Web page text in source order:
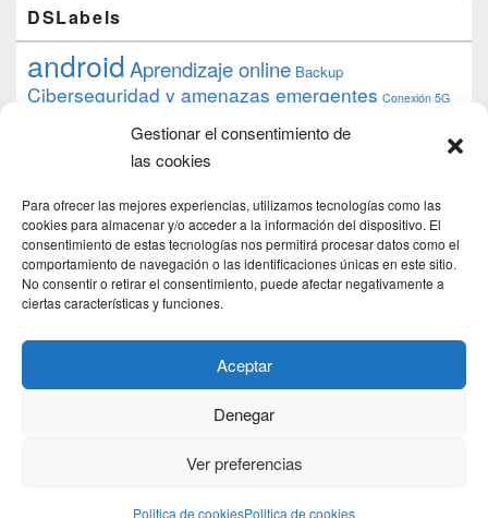
Gestionar el consentimiento de
las cookies
Para ofrecer las mejores experiencias, utilizamos tecnologías como las
cookies para almacenar y/o acceder a la información del dispositivo. El
consentimiento de estas tecnologías nos permitirá procesar datos como el
comportamiento de navegación o las identificaciones únicas en este sitio.
No consentir o retirar el consentimiento, puede afectar negativamente a
ciertas características y funciones.
Aceptar
Denegar
Ver preferencias
Politica de cookiesPolitica de cookies
DSLabels
androidAprendizaje online Backup
Ciberseguridad y amenazas emergentes Conexión 5G
datos debian desarrollo web
Formación Google
iphone
proyecto PS4 python Raspberryraspberrypi
raspbian review Servidor Web Sostenibilidad
tecnológicaTecnología torrent
transmissiontutorial ubuntu server Windows
Theme: Catch Box byCatch Themes